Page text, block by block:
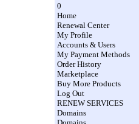
0
Home
Renewal Center
My Profile
Accounts & Users
My Payment Methods
Order History
Marketplace
Buy More Products
Log Out
RENEW SERVICES
Domains